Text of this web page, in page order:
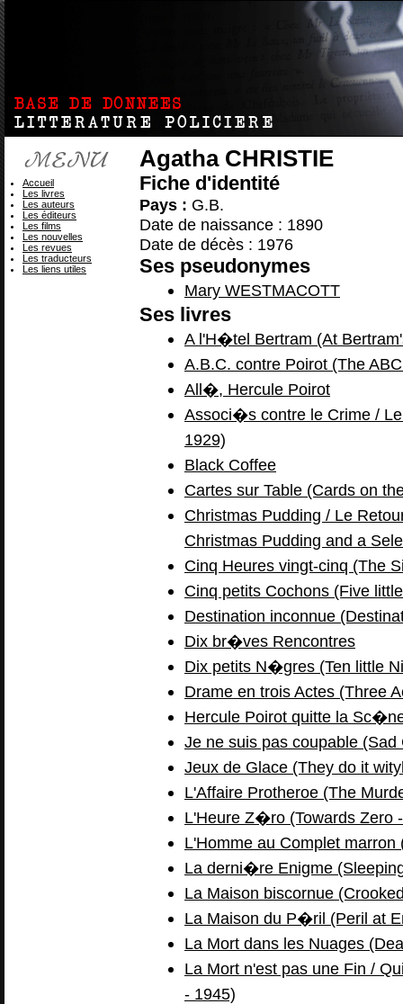
Agatha CHRISTIE
Fiche d'identité
Pays : G.B.
Date de naissance : 1890
Date de décès : 1976
Ses pseudonymes
Mary WESTMACOTT
Ses livres
A l'H�tel Bertram (At
A.B.C. contre Poirot (The
All�, Hercule Poirot
Associ�s contre le Crime /
1929)
Black Coffee
Cartes sur Table (Cards on
Christmas Pudding / Le
Christmas Pudding and a
Cinq Heures vingt-cinq (The
Cinq petits Cochons (Five
Destination inconnue
Dix br�ves Rencontres
Dix petits N�gres (Ten little
Drame en trois Actes (Three
Hercule Poirot quitte la
Je ne suis pas coupable (Sad
Jeux de Glace (They do it
L'Affaire Protheroe (The
L'Heure Z�ro (Towards Zero
L'Homme au Complet
La derni�re Enigme
La Maison biscornue
La Maison du P�ril (Peril at
La Mort dans les Nuages
La Mort n'est pas une Fin /
- 1945)
Accueil
Les livres
Les auteurs
Les éditeurs
Les films
Les nouvelles
Les revues
Les traducteurs
Les liens utiles